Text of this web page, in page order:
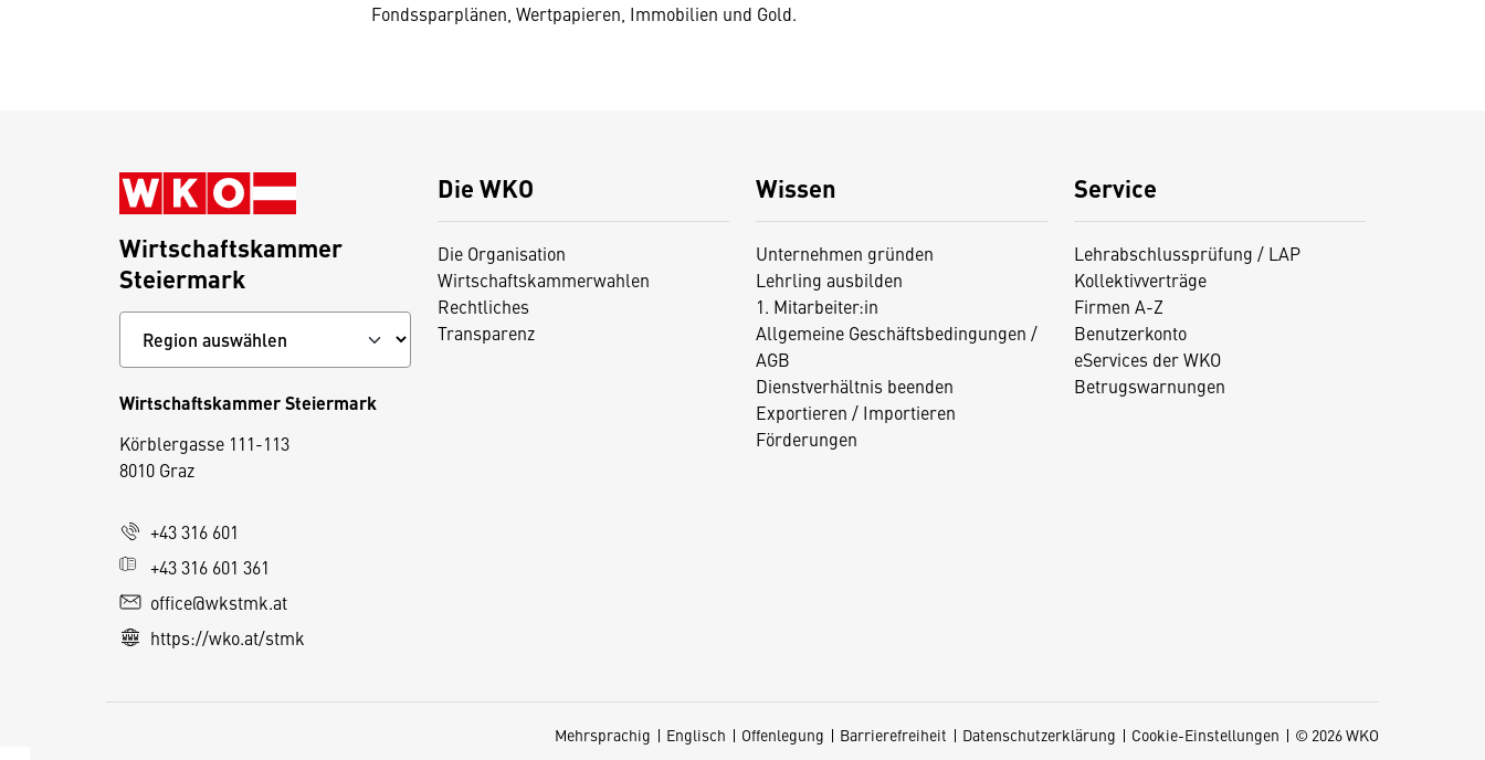
Fondssparplänen, Wertpapieren, Immobilien und Gold.
Die WKO
Die Organisation
Wirtschaftskammerwahlen
Rechtliches
Transparenz
Wissen
Unternehmen gründen
Lehrling ausbilden
1. Mitarbeiter:in
Allgemeine Geschäftsbedingungen /
AGB
Dienstverhältnis beenden
Exportieren / Importieren
Förderungen
Service
Lehrabschlussprüfung / LAP
Kollektivverträge
Firmen A-Z
Benutzerkonto
eServices der WKO
Betrugswarnungen
Wirtschaftskammer
Steiermark
Wirtschaftskammer Steiermark
Körblergasse 111-113
8010 Graz
+43 316 601
+43 316 601 361
office@wkstmk.at
https://wko.at/stmk
Mehrsprachig Englisch Offenlegung Barrierefreiheit Datenschutzerklärung Cookie-Einstellungen © 2026 WKO